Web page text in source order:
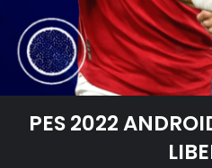
PES 2022